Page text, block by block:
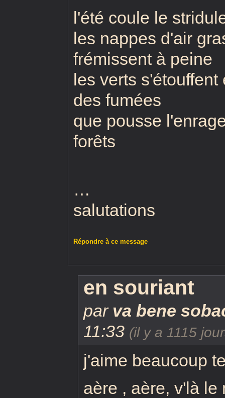
l'été coule le
les nappes d'air
frémissent à peine
les verts
des fumées
que pousse
forêts
…
salutations
Répondre à ce message
en souriant
par va bene
11:33 (il y a 1115
j'aime beaucoup
aère , aère, v'là le